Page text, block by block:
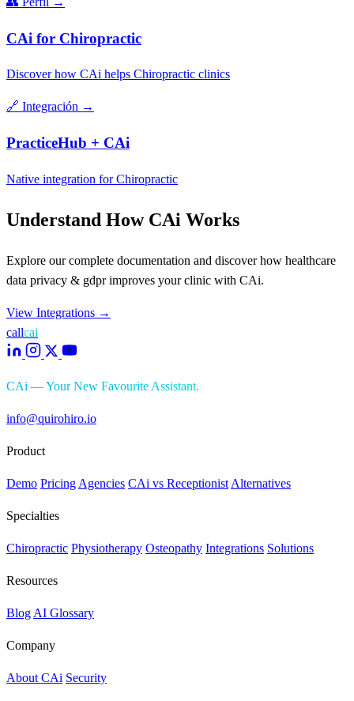
CAi for Chiropractic
Discover how CAi helps Chiropractic clinics
🔗 Integración →
PracticeHub + CAi
Native integration for Chiropractic
Understand How CAi Works
Explore our complete documentation and discover how healthcare
data privacy & gdpr improves your clinic with CAi.
View Integrations →
callcai
CAi — Your New Favourite Assistant.
info@quirohiro.io
Product
Demo Pricing Agencies CAi vs Receptionist Alternatives
Specialties
Chiropractic Physiotherapy Osteopathy Integrations Solutions
Resources
Blog AI Glossary
Company
About CAi Security